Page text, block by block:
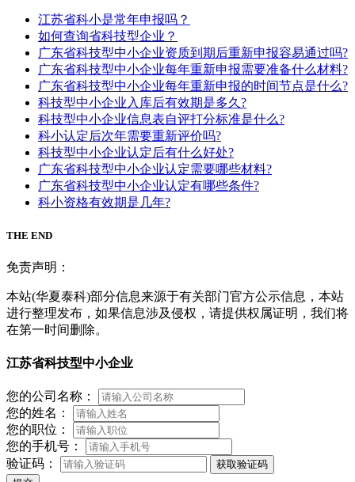
江苏省科小是常年申报吗？
如何查询省科技型企业？
广东省科技型中小企业资质到期后重新申报容易通过吗?
广东省科技型中小企业每年重新申报需要准备什么材料?
广东省科技型中小企业每年重新申报的时间节点是什么?
科技型中小企业入库后有效期是多久?
科技型中小企业信息表自评打分标准是什么?
科小认定后次年需要重新评价吗?
科技型中小企业认定后有什么好处?
广东省科技型中小企业认定需要哪些材料?
广东省科技型中小企业认定有哪些条件?
科小资格有效期是几年?
THE END
免责声明：
本站(华夏泰科)部分信息来源于有关部门官方公示信息，本站
进行整理发布，如果信息涉及侵权，请提供权属证明，我们将
在第一时间删除。
江苏省科技型中小企业
您的公司名称：
您的姓名：
您的职位：
您的手机号：
验证码：
获取验证码